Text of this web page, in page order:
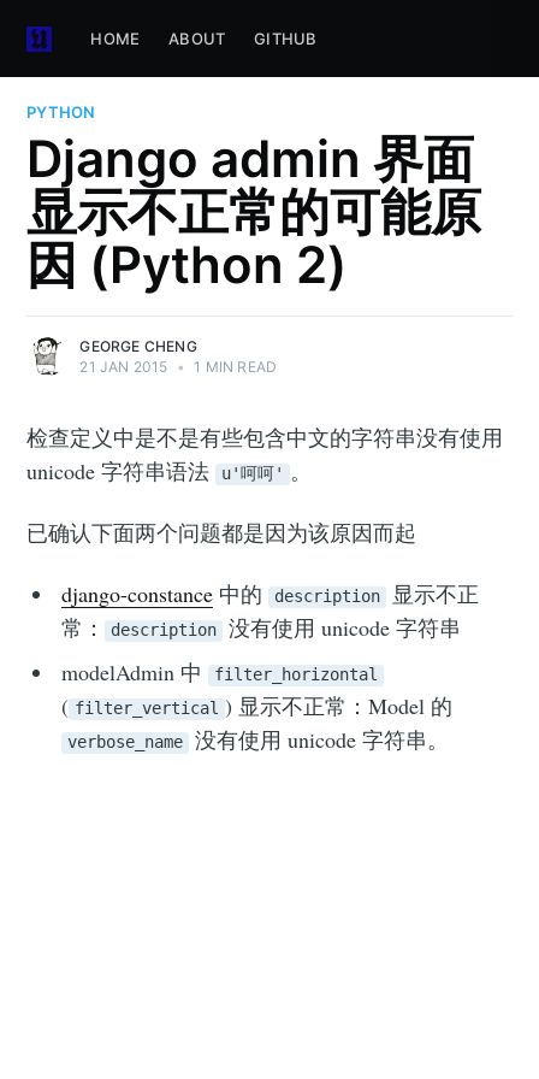
HOME ABOUT GITHUB
PYTHON
Django admin 界面
显示不正常的可能原
因 (Python 2)
GEORGE CHENG
21 JAN 2015 • 1 MIN READ
检查定义中是不是有些包含中文的字符串没有使用
unicode 字符串语法 u'呵呵' 。
已确认下面两个问题都是因为该原因而起
django-constance 中的 description
显示不正
常： description
没有使用 unicode 字符串
modelAdmin 中 filter_horizontal
( filter_vertical ) 显示不正常：Model 的
verbose_name 没有使用 unicode 字符串。